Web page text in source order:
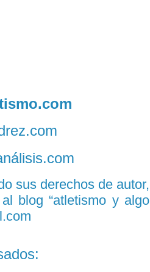
sus derechos de autor,
blog “atletismo y algo